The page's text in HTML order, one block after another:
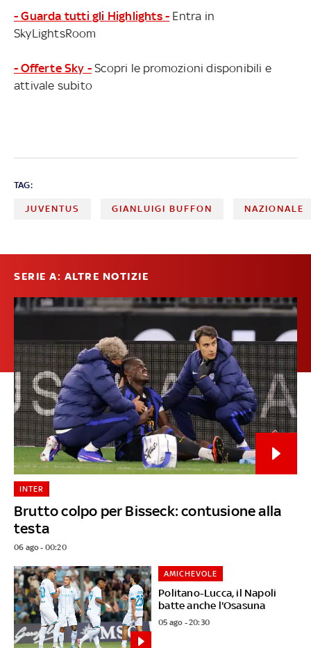
- Guarda tutti gli Highlights - Entra in
SkyLightsRoom
- Offerte Sky - Scopri le promozioni disponibili e
attivale subito
TAG:
JUVENTUS GIANLUIGI BUFFON NAZIONALE
SERIE A: ALTRE NOTIZIE
Brutto colpo per Bisseck: contusione alla
testa
INTER
06 ago - 00:20
Politano-Lucca, il Napoli
batte anche l'Osasuna
AMICHEVOLE
05 ago - 20:30